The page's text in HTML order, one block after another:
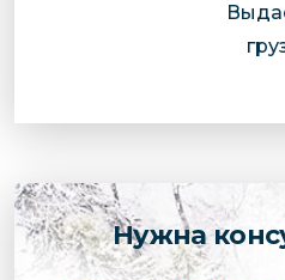
Нужна